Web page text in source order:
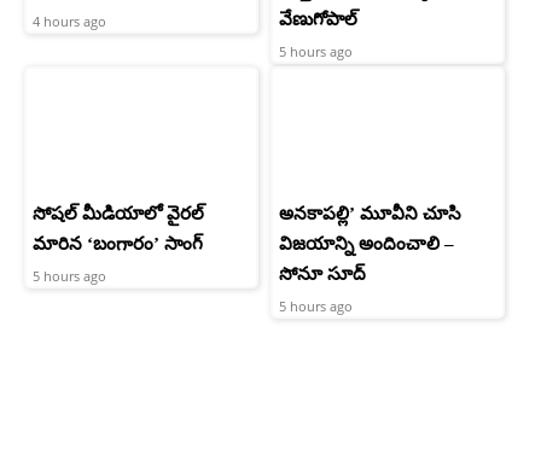
4 hours ago వేణుగోపాల్‌
5 hours ago
సోషల్ మీడియాలో వైరల్
మారిన ‘బంగారం’ సాంగ్
5 hours ago
అనకాపల్లి’ మూవీని చూసి
విజయాన్ని అందించాలి –
సోనూ సూద్
5 hours ago